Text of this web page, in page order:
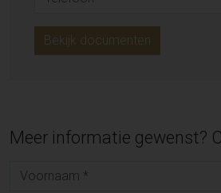
Bekijk documenten
Meer informatie gewenst?